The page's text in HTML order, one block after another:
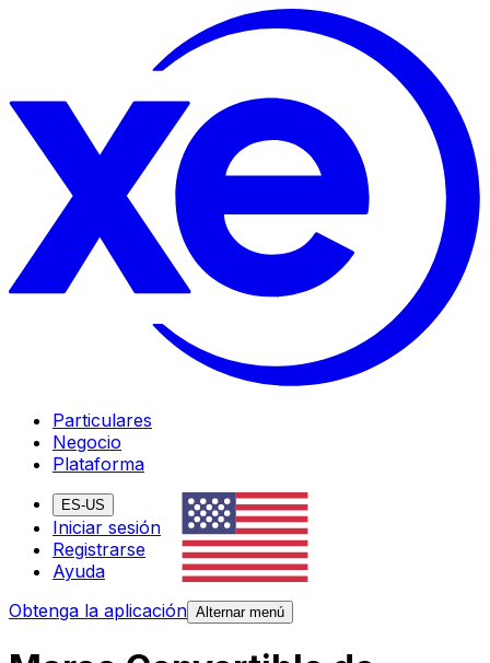
Particulares
Negocio
Plataforma
ES-US
Iniciar sesión
Registrarse
Ayuda
Obtenga la aplicación Alternar menú